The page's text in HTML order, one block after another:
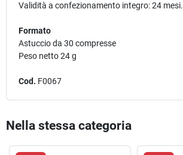
Validità a confezionamento integro: 24 mesi.
Formato
Astuccio da 30 compresse
Peso netto 24 g
Cod. F0067
Nella stessa categoria